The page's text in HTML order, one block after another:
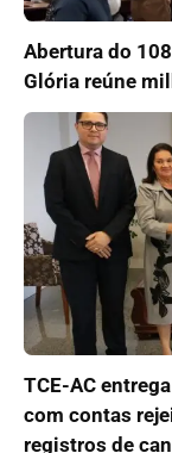
Abertura do
Glória reúne
TCE-AC
com contas
registros de